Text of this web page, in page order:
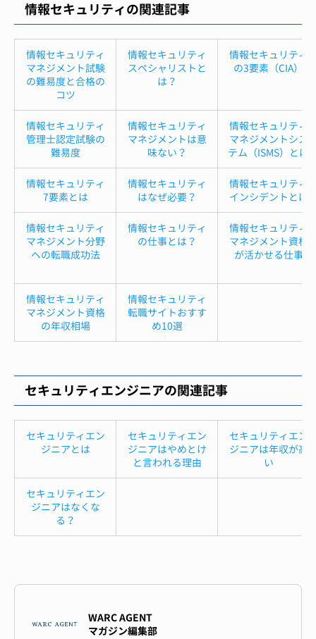
情報セキュリティの関連記事
情報セキュリティ
マネジメント試験
の難易度と合格の
コツ
情報セキュリティ
スペシャリストと
は？
情報セキュリティ
の3要素（CIA）
情報セキュリティ
管理士認定試験の
難易度
情報セキュリティ
マネジメントは意
味ない？
情報セキュリティ
マネジメントシス
テム（ISMS）とは
情報セキュリティ
7要素とは
情報セキュリティ
はなぜ必要？
情報セキュリティ
インシデントとは
情報セキュリティ
マネジメント分野
への転職成功法
情報セキュリティ
の仕事とは？
情報セキュリティ
マネジメント資格
が活かせる仕事
情報セキュリティ
マネジメント資格
の年収相場
情報セキュリティ
転職サイトおすす
め10選
セキュリティエンジニアの関連記事
セキュリティエン
ジニアとは
セキュリティエン
ジニアはやめとけ
と言われる理由
セキュリティエン
ジニアは年収が高
い
セキュリティエン
ジニアはなくな
る？
WARC AGENT
マガジン編集部